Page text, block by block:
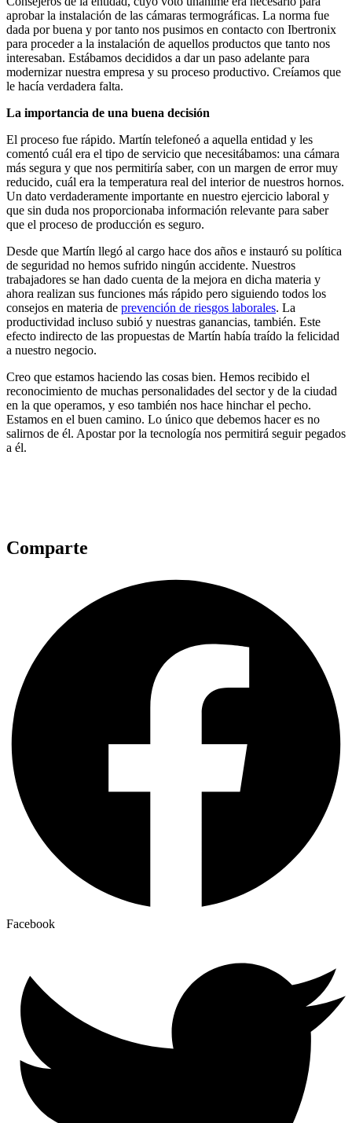
aprobar la instalación de las cámaras termográficas. La norma fue
dada por buena y por tanto nos pusimos en contacto con Ibertronix
para proceder a la instalación de aquellos productos que tanto nos
interesaban. Estábamos decididos a dar un paso adelante para
modernizar nuestra empresa y su proceso productivo. Creíamos que
le hacía verdadera falta.
La importancia de una buena decisión
El proceso fue rápido. Martín telefoneó a aquella entidad y les
comentó cuál era el tipo de servicio que necesitábamos: una cámara
más segura y que nos permitiría saber, con un margen de error muy
reducido, cuál era la temperatura real del interior de nuestros hornos.
Un dato verdaderamente importante en nuestro ejercicio laboral y
que sin duda nos proporcionaba información relevante para saber
que el proceso de producción es seguro.
Desde que Martín llegó al cargo hace dos años e instauró su política
de seguridad no hemos sufrido ningún accidente. Nuestros
trabajadores se han dado cuenta de la mejora en dicha materia y
ahora realizan sus funciones más rápido pero siguiendo todos los
consejos en materia de prevención de riesgos laborales. La
productividad incluso subió y nuestras ganancias, también. Este
efecto indirecto de las propuestas de Martín había traído la felicidad
a nuestro negocio.
Creo que estamos haciendo las cosas bien. Hemos recibido el
reconocimiento de muchas personalidades del sector y de la ciudad
en la que operamos, y eso también nos hace hinchar el pecho.
Estamos en el buen camino. Lo único que debemos hacer es no
salirnos de él. Apostar por la tecnología nos permitirá seguir pegados
a él.
Comparte
Facebook